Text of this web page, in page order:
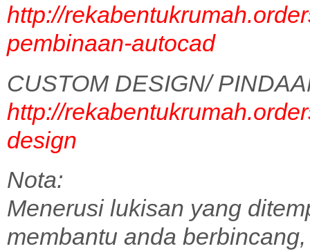
http://
pembinaan-autocad
CUSTOM DESIGN/
http://
design
Nota:
Menerusi lukisan yang
membantu anda